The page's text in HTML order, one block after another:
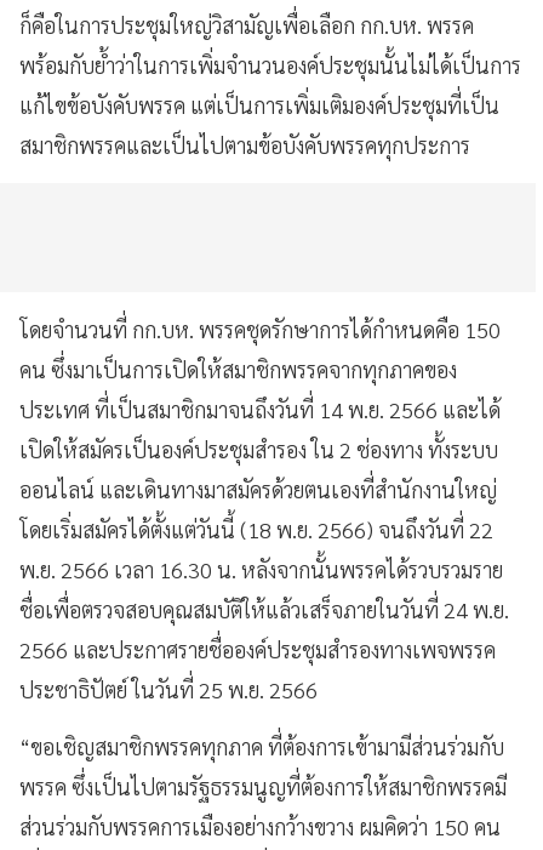
ก็คือในการประชุมใหญ่วิสามัญเพื่อเลือก กก.บห. พรรค
พร้อมกับย้ำว่าในการเพิ่มจำนวนองค์ประชุมนั้นไม่ได้เป็นการ
แก้ไขข้อบังคับพรรค แต่เป็นการเพิ่มเติมองค์ประชุมที่เป็น
สมาชิกพรรคและเป็นไปตามข้อบังคับพรรคทุกประการ
โดยจำนวนที่ กก.บห. พรรคชุดรักษาการได้กำหนดคือ 150
คน ซึ่งมาเป็นการเปิดให้สมาชิกพรรคจากทุกภาคของ
ประเทศ ที่เป็นสมาชิกมาจนถึงวันที่ 14 พ.ย. 2566 และได้
เปิดให้สมัครเป็นองค์ประชุมสำรอง ใน 2 ช่องทาง ทั้งระบบ
ออนไลน์ และเดินทางมาสมัครด้วยตนเองที่สำนักงานใหญ่
โดยเริ่มสมัครได้ตั้งแต่วันนี้ (18 พ.ย. 2566) จนถึงวันที่ 22
พ.ย. 2566 เวลา 16.30 น. หลังจากนั้นพรรคได้รวบรวมราย
ชื่อเพื่อตรวจสอบคุณสมบัติให้แล้วเสร็จภายในวันที่ 24 พ.ย.
2566 และประกาศรายชื่อองค์ประชุมสำรองทางเพจพรรค
ประชาธิปัตย์ ในวันที่ 25 พ.ย. 2566
“ขอเชิญสมาชิกพรรคทุกภาค ที่ต้องการเข้ามามีส่วนร่วมกับ
พรรค ซึ่งเป็นไปตามรัฐธรรมนูญที่ต้องการให้สมาชิกพรรคมี
ส่วนร่วมกับพรรคการเมืองอย่างกว้างขวาง ผมคิดว่า 150 คน